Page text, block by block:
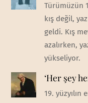
Türümüzün
kış değil,
geldi. Kış
azalırken,
yükseliyor.
‘Her şey
19. yüzyılın